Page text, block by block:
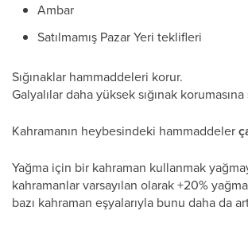
Ambar
Satılmamış Pazar Yeri teklifleri
Sığınaklar hammaddeleri korur.
Galyalılar daha yüksek sığınak
Kahramanın heybesindeki hammaddeler
Yağma için bir kahraman kullanmak
kahramanlar varsayılan olarak +20%
bazı kahraman eşyalarıyla bunu daha da